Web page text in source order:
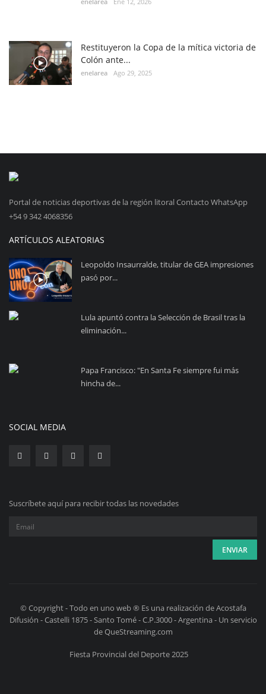
Restituyeron la Copa de la mítica victoria de
Colón ante...
enelarea Ago 29, 2025
Portal de noticias deportivas de la región litoral Contacto WhatsApp
+54 9 342 4068356
ARTÍCULOS ALEATORIAS
Leopoldo Insaurralde, titular de GEA impresiones
pasó por...
Lula apuntó contra la Selección de Brasil tras la
eliminación...
Papa Francisco: "En Santa Fe siempre fui más
hincha de...
SOCIAL MEDIA
Suscríbete aquí para recibir todas las novedades
© Copyright - Todo en uno web ® Es una realización de Acostafa
Difusión - Castelli 1875 - Santo Tomé - C.P.3000 - Argentina - Un servicio
de QueStreaming.com
Fiesta Provincial del Deporte 2025